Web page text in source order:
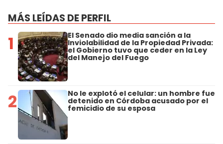
MÁS LEÍDAS DE PERFIL
1 El Senado dio media sanción a la
Inviolabilidad de la Propiedad Privada:
el Gobierno tuvo que ceder en la Ley
del Manejo del Fuego
2 No le explotó el celular: un hombre fue
detenido en Córdoba acusado por el
femicidio de su esposa